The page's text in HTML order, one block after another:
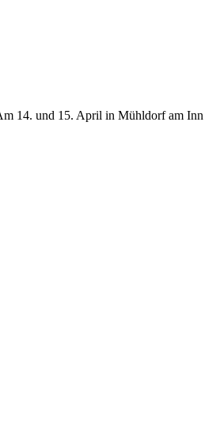
14. und 15. April in Mühldorf am Inn